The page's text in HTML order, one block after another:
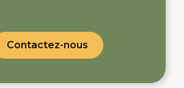
Contactez-nous